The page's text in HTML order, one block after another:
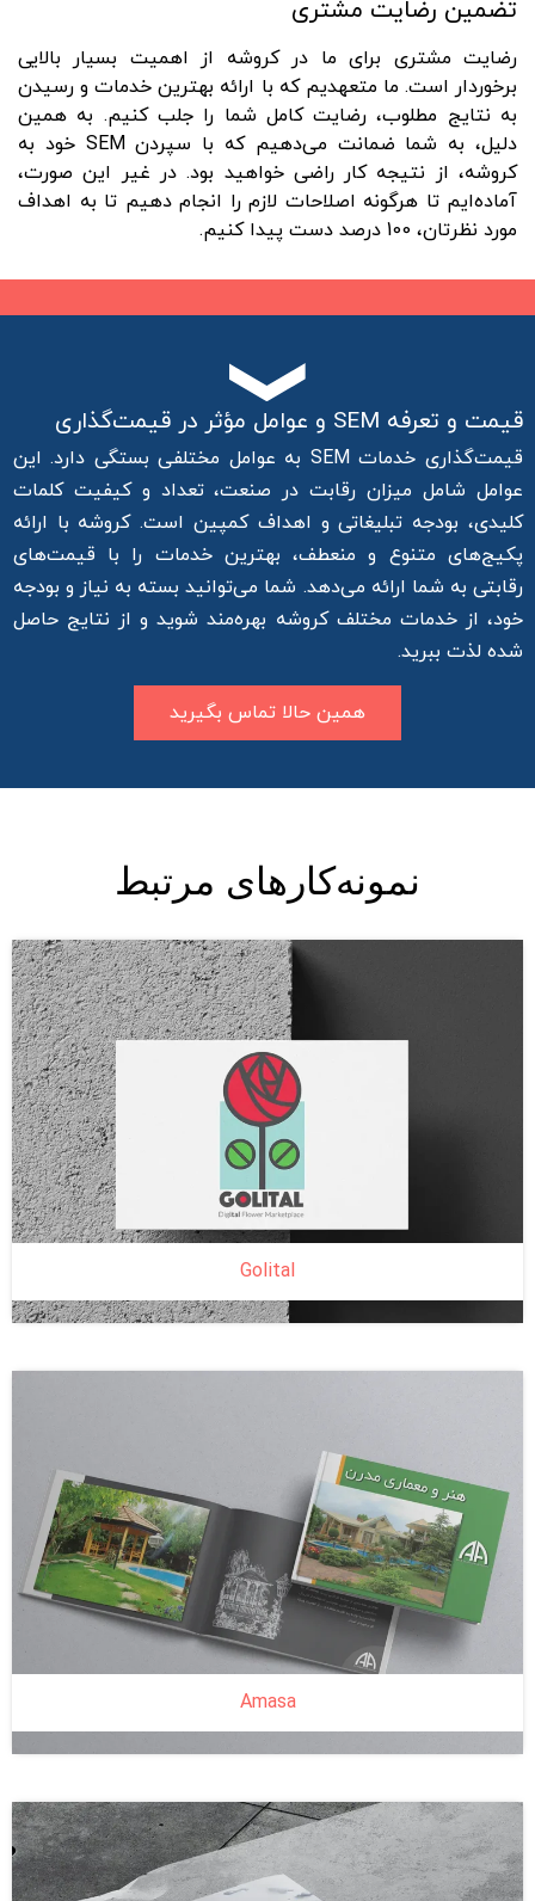
تضمین رضایت مشتری
رضایت مشتری برای ما در کروشه از اهمیت بسیار بالایی
برخوردار است. ما متعهدیم که با ارائه بهترین خدمات و رسیدن
به نتایج مطلوب، رضایت کامل شما را جلب کنیم. به همین
دلیل، به شما ضمانت می‌دهیم که با سپردن SEM خود به
کروشه، از نتیجه کار راضی خواهید بود. در غیر این صورت،
آماده‌ایم تا هرگونه اصلاحات لازم را انجام دهیم تا به اهداف
مورد نظرتان، 100 درصد دست پیدا کنیم.
قیمت و تعرفه SEM و عوامل مؤثر در قیمت‌گذاری
قیمت‌گذاری خدمات SEM به عوامل مختلفی بستگی دارد. این
عوامل شامل میزان رقابت در صنعت، تعداد و کیفیت کلمات
کلیدی، بودجه تبلیغاتی و اهداف کمپین است. کروشه با ارائه
پکیج‌های متنوع و منعطف، بهترین خدمات را با قیمت‌های
رقابتی به شما ارائه می‌دهد. شما می‌توانید بسته به نیاز و بودجه
خود، از خدمات مختلف کروشه بهره‌مند شوید و از نتایج حاصل
شده لذت ببرید.
همین حالا تماس بگیرید
نمونه‌کارهای مرتبط
Golital
Amasa